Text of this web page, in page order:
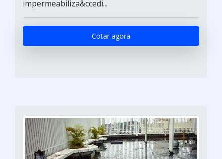
impermeabiliza&ccedi...
Cotar agora